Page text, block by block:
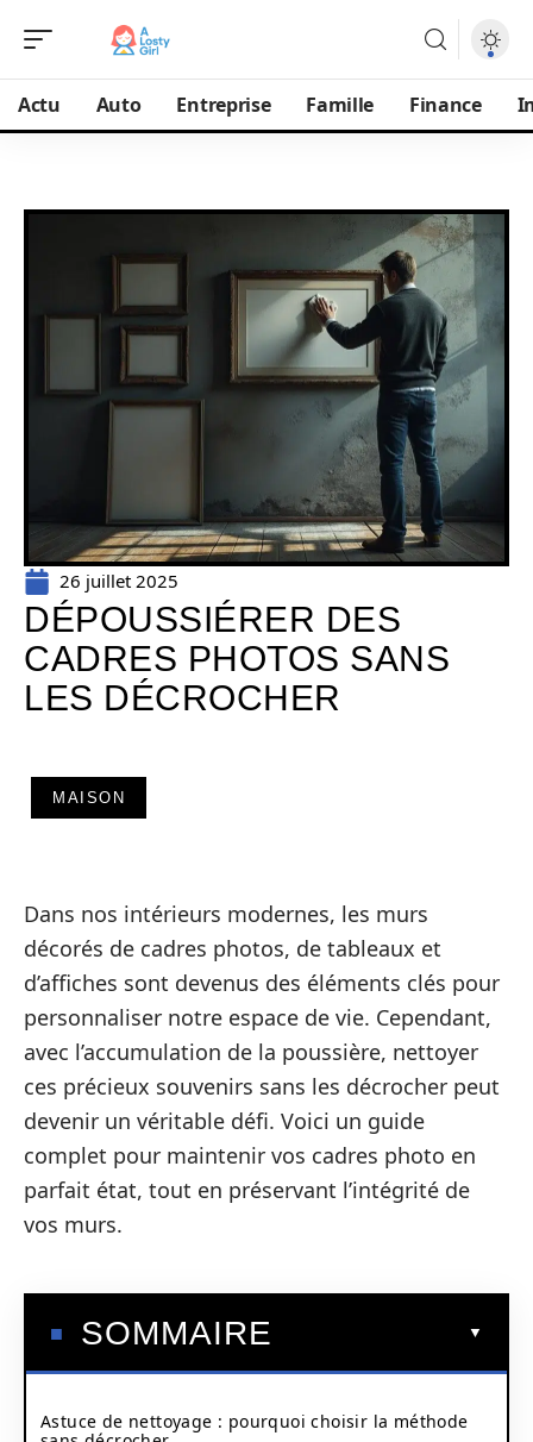
Actu Auto Entreprise Famille Finance
26 juillet 2025
DÉPOUSSIÉRER DES
CADRES PHOTOS SANS
LES DÉCROCHER
MAISON
Dans nos intérieurs modernes, les murs
décorés de cadres photos, de tableaux et
d’affiches sont devenus des éléments clés pour
personnaliser notre espace de vie. Cependant,
avec l’accumulation de la poussière, nettoyer
ces précieux souvenirs sans les décrocher peut
devenir un véritable défi. Voici un guide
complet pour maintenir vos cadres photo en
parfait état, tout en préservant l’intégrité de
vos murs.
SOMMAIRE
Astuce de nettoyage : pourquoi choisir la méthode